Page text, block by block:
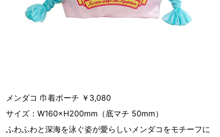
メンダコ ⼱着ポーチ ￥3,080
サイズ：W160×H200mm（底マチ 50mm）
ふわふわと深海を泳ぐ姿が愛らしいメンダコをモチーフに